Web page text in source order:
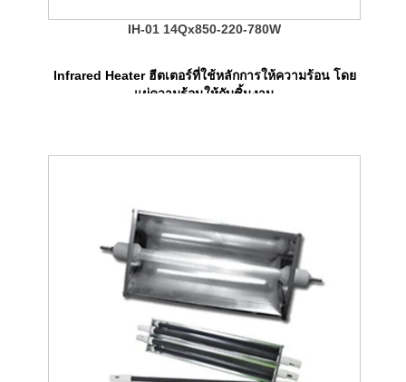
IH-01 14Qx850-220-780W
Infrared Heater ฮีตเตอร์ที่ใช้หลักการให้ความร้อน โดย
แผ่ความร้อนให้กับชิ้นงาน